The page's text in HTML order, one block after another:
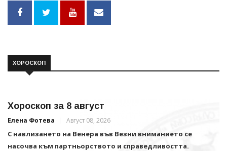
ХОРОСКОП
Хороскоп за 8 август
Елена Фотева Август 08, 2026
С навлизането на Венера във Везни вниманието се
насочва към партньорството и справедливостта.